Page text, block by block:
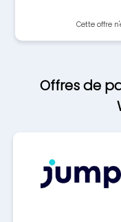
Cette offre
Offres de